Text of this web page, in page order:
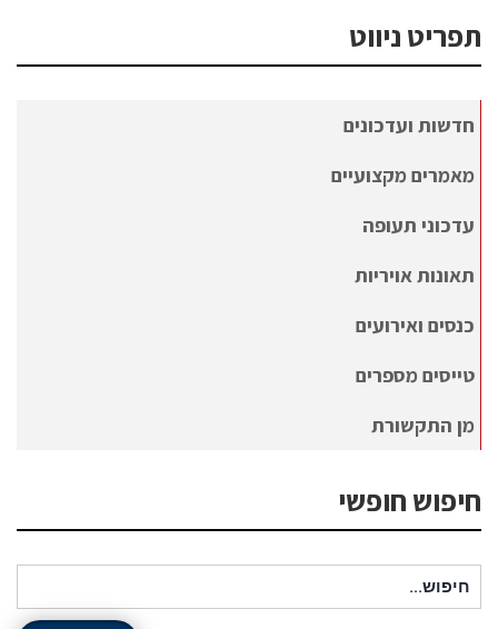
תפריט ניווט
חדשות ועדכונים
מאמרים מקצועיים
עדכוני תעופה
תאונות אויריות
כנסים ואירועים
טייסים מספרים
מן התקשורת
חיפוש חופשי